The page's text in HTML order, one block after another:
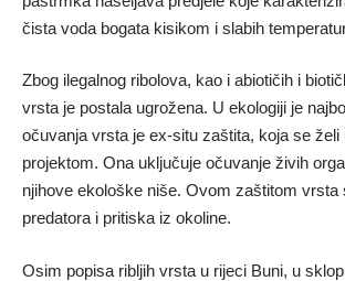
čista voda bogata kisikom i slabih
Zbog ilegalnog ribolova, kao i abiotičih i
vrsta je postala ugrožena. U ekologiji je
očuvanja vrsta je ex-situ zaštita, koja se želi
projektom. Ona uključuje očuvanje živih
njihove ekološke niše. Ovom zaštitom vrsta
predatora i pritiska iz okoline.
Osim popisa ribljih vrsta u rijeci Buni, u